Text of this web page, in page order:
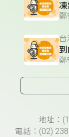
凍
鄭
鄭
頁尾資訊地址：
電話：(02)